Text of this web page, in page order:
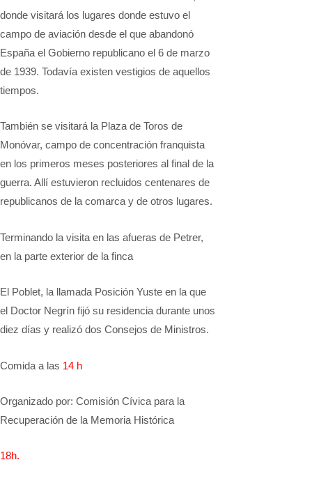
donde visitará los lugares donde estuvo el
campo de aviación desde el que abandonó
España el Gobierno republicano el 6 de marzo
de 1939. Todavía existen vestigios de aquellos
tiempos.
También se visitará la Plaza de Toros de
Monóvar, campo de concentración franquista
en los primeros meses posteriores al final de la
guerra. Allí estuvieron recluidos centenares de
republicanos de la comarca y de otros lugares.
Terminando la visita en las afueras de Petrer,
en la parte exterior de la finca
El Poblet, la llamada Posición Yuste en la que
el Doctor Negrín fijó su residencia durante unos
diez días y realizó dos Consejos de Ministros.
Comida a las 14 h
Organizado por: Comisión Cívica para la
Recuperación de la Memoria Histórica
18h.